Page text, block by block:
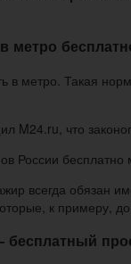
метро
в метро. Такая
что
России бесплатно
всегда обязан
к примеру,